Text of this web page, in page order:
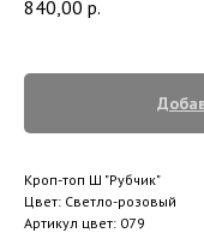
840,00 р.
Кроп-топ Ш "Рубчик"
Цвет: Светло-розовый
Артикул цвет: 079